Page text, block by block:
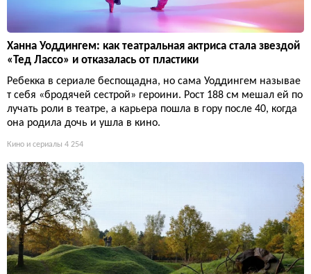
Ханна Уоддингем: как театральная актриса стала звездой
«Тед Лассо» и отказалась от пластики
Ребекка в сериале беспощадна, но сама Уоддингем называе
т себя «бродячей сестрой» героини. Рост 188 см мешал ей по
лучать роли в театре, а карьера пошла в гору после 40, когда
она родила дочь и ушла в кино.
Кино и сериалы 4 254